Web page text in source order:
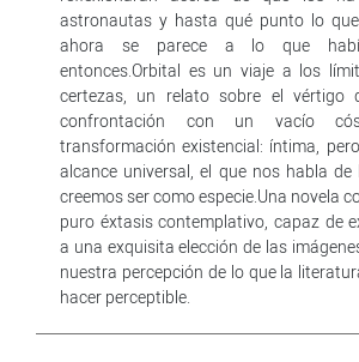
astronautas y hasta qué punto lo
ahora se parece a lo que
entonces.Orbital es un viaje a los
certezas, un relato sobre el vértigo
confrontación con un vacío
transformación existencial: íntima,
alcance universal, el que nos habla
creemos ser como especie.Una novela
puro éxtasis contemplativo, capaz de
a una exquisita elección de las
nuestra percepción de lo que la
hacer perceptible.